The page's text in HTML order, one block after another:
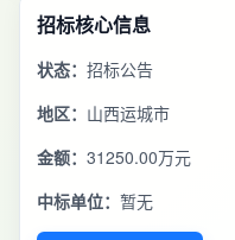
招标核心信息
状态： 招标公告
地区： 山西运城市
金额： 31250.00万元
中标单位： 暂无